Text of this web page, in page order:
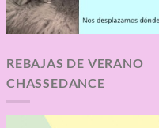
REBAJAS DE VERANO
CHASSEDANCE